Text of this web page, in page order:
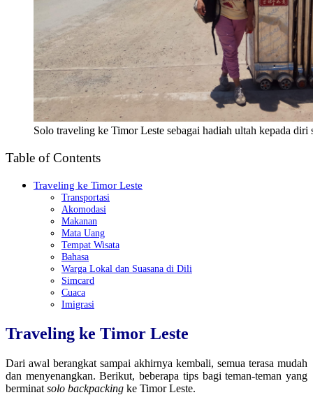
Solo traveling ke Timor Leste sebagai hadiah ultah kepada diri
Table of Contents
Traveling ke Timor Leste
Transportasi
Akomodasi
Makanan
Mata Uang
Tempat Wisata
Bahasa
Warga Lokal dan Suasana di Dili
Simcard
Cuaca
Imigrasi
Traveling ke Timor Leste
Dari awal berangkat sampai akhirnya kembali, semua terasa mudah
dan menyenangkan. Berikut, beberapa tips bagi teman-teman yang
berminat solo backpacking ke Timor Leste.